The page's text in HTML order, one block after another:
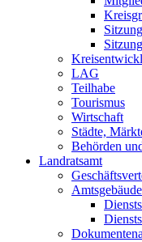
LAG
Teilhabe
Tourismus
Wirtschaft
Städte,
Behörden
Landratsamt
Amtsgebäude